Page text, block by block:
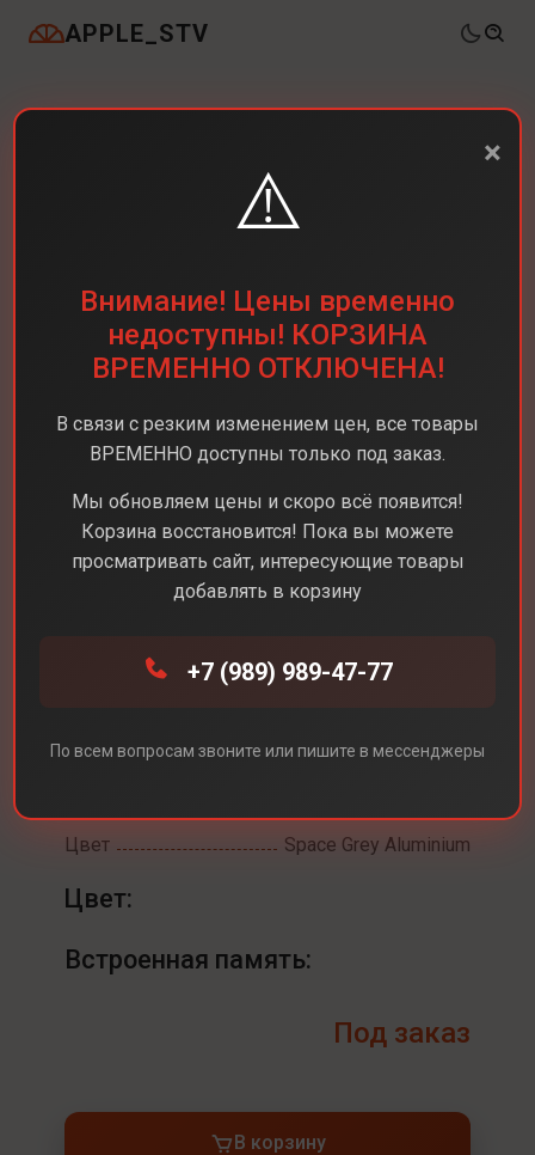
APPLE_STV
Смарт-часы Apple Watch Series 11 42 mm
Apple Watch Series 11
Цвет Space Grey Aluminium
Цвет:
Встроенная память:
Под заказ
В корзину
×
⚠️
Внимание! Цены временно
недоступны! КОРЗИНА
ВРЕМЕННО ОТКЛЮЧЕНА!
В связи с резким изменением цен, все товары
ВРЕМЕННО доступны только под заказ.
Мы обновляем цены и скоро всё появится!
Корзина восстановится! Пока вы можете
просматривать сайт, интересующие товары
добавлять в корзину
+7 (989) 989-47-77
По всем вопросам звоните или пишите в мессенджеры